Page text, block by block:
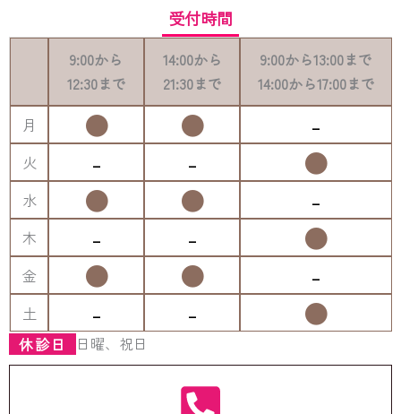
受付時間
9:00から
12:30まで
14:00から
21:30まで
9:00から13:00まで
14:00から17:00まで
月
● ● -
火 - - ●
水 ● ● -
木 - - ●
金 ● ● -
土 - - ●
休診日 日曜、祝日